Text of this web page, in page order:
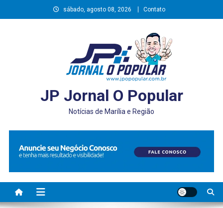
to
sábado, agosto 08, 2026 Contato
JP Jornal O Popular
Notícias de Marília e Região